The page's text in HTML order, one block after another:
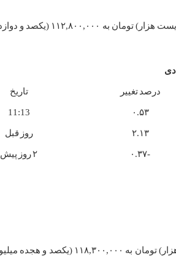
سکه بهار آزادی امروز با افزایش ۰.۵۳ درصدی، از ۱۱۲,۲۰۰,۰۰۰ (یکصد و دوازده
درصد تغییر تاریخ
۰.۵۳ 11:13
۲.۱۳ روز قبل
-۰.۳۷ ۲ روز پیش
سکه امامی امروز با افزایش ۰.۶۷ درصدی، از ۱۱۷,۵۰۰,۰۰۰ (یکصد و هفده میلیون و پانصد